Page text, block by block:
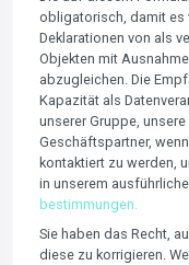
obligatorisch, damit es
Deklarationen von als
Objekten mit
abzugleichen. Die
Kapazität als
unserer Gruppe,
Geschäftspartner,
kontaktiert zu werden,
in unserem
bestimmungen.
Sie haben das Recht,
diese zu korrigieren.